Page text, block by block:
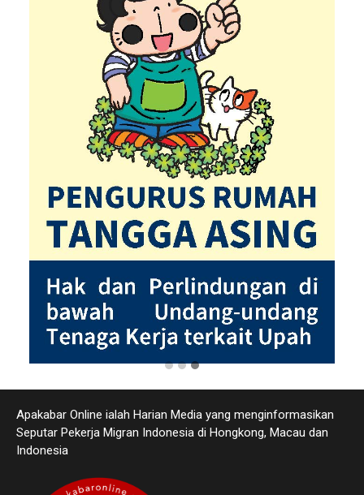
Apakabar Online ialah Harian Media yang menginformasikan
Seputar Pekerja Migran Indonesia di Hongkong, Macau dan
Indonesia